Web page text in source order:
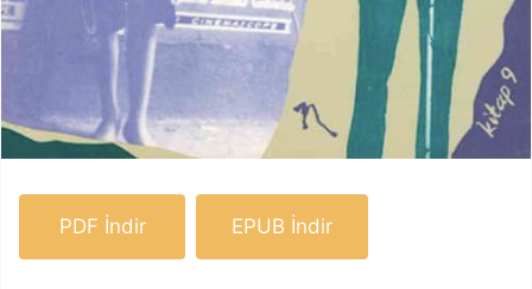
PDF İndir EPUB İndir